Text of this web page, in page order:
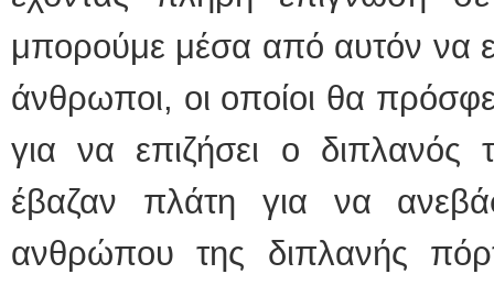
μπορούμε μέσα από αυτόν να
άνθρωποι, οι οποίοι θα
για να επιζήσει ο διπλανός
έβαζαν πλάτη για να
ανθρώπου της διπλανής